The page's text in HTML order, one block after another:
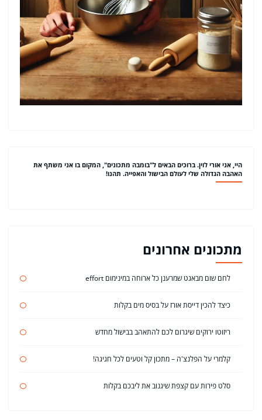
היי, אני אורי לוין. ברוכים הבאים ל"בומבה מתכונים", המקום בו אני משתף את
האהבה הגדולה שלי לעולם הבישול והאפייה. תהנו!
מתכונים אחרונים
לחם שום מבאגט שמרענן כל ארוחה במינימום effort
כיצד להכין דייסת אורז על בסיס מים בקלות
ריזוטו ירוקים שיגרום לכם להתאהב בבישול מחדש
קלמרי על הפלנצ'ה – מתכון קל וטעים לכל חגיגה!
סלט פירות עם קצפת שיגנוב את ליבכם בקלות